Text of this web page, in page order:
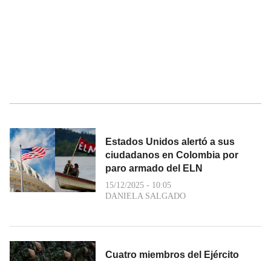
Estados Unidos alertó a sus
ciudadanos en Colombia por
paro armado del ELN
15/12/2025 - 10:05
DANIELA SALGADO
Cuatro miembros del Ejército